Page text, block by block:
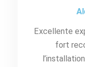
Excellente
fort